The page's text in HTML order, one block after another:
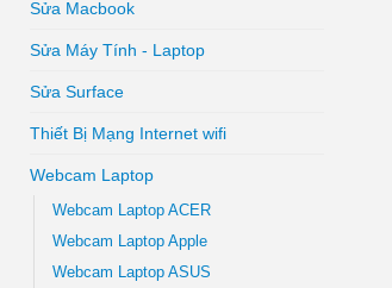
Sửa Macbook
Sửa Máy Tính - Laptop
Sửa Surface
Thiết Bị Mạng Internet wifi
Webcam Laptop
Webcam Laptop ACER
Webcam Laptop Apple
Webcam Laptop ASUS